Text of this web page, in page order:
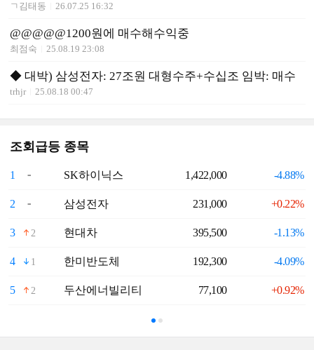
ㄱ김태동 26.07.25 16:32
@@@@@1200원에 매수해수익중
최점숙 25.08.19 23:08
◆ 대박) 삼성전자: 27조원 대형수주+수십조 임박: 매수
trhjr 25.08.18 00:47
조회급등 종목
1 SK하이닉스 1,422,000 -4.88%
2 삼성전자 231,000 +0.22%
3 2 현대차 395,500 -1.13%
4 1 한미반도체 192,300 -4.09%
5 2 두산에너빌리티 77,100 +0.92%